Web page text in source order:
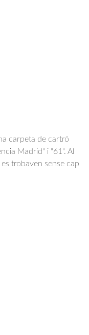
carpeta de cartró
Madrid" i "61". Al
trobaven sense cap